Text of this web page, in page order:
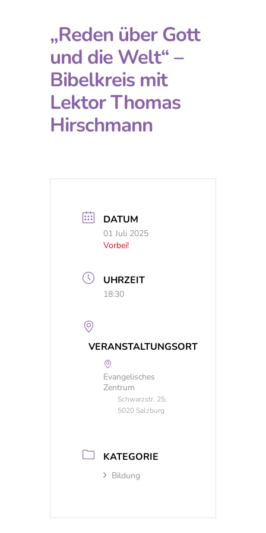
„Reden über Gott
und die Welt“ –
Bibelkreis mit
Lektor Thomas
Hirschmann
DATUM
01 Juli 2025
Vorbei!
UHRZEIT
18:30
VERANSTALTUNGSORT
Evangelisches
Zentrum
Schwarzstr. 25,
5020 Salzburg
KATEGORIE
Bildung